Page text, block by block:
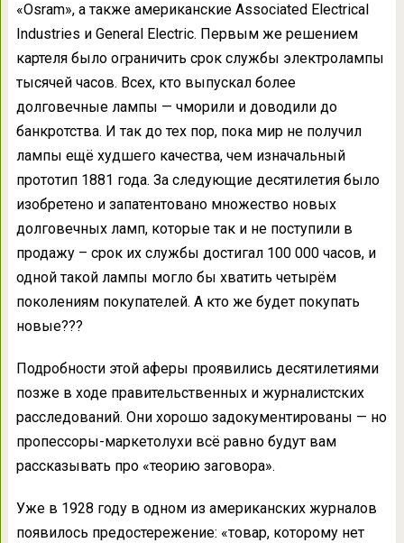
«Osram», а также американские Associated Electrical
Industries и General Electric. Первым же решением
картеля было ограничить срок службы электролампы
тысячей часов. Всех, кто выпускал более
долговечные лампы — чморили и доводили до
банкротства. И так до тех пор, пока мир не получил
лампы ещё худшего качества, чем изначальный
прототип 1881 года. За следующие десятилетия было
изобретено и запатентовано множество новых
долговечных ламп, которые так и не поступили в
продажу – срок их службы достигал 100 000 часов, и
одной такой лампы могло бы хватить четырём
поколениям покупателей. А кто же будет покупать
новые???
Подробности этой аферы проявились десятилетиями
позже в ходе правительственных и журналистских
расследований. Они хорошо задокументированы — но
пропессоры-маркетолухи всё равно будут вам
рассказывать про «теорию заговора».
Уже в 1928 году в одном из американских журналов
появилось предостережение: «товар, которому нет